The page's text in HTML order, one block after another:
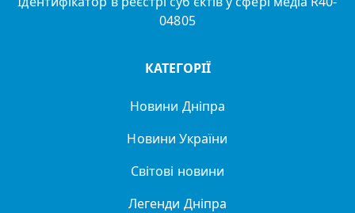
04805
КАТЕГОРІЇ
Новини Дніпра
Новини України
Світові новини
Легенди Дніпра